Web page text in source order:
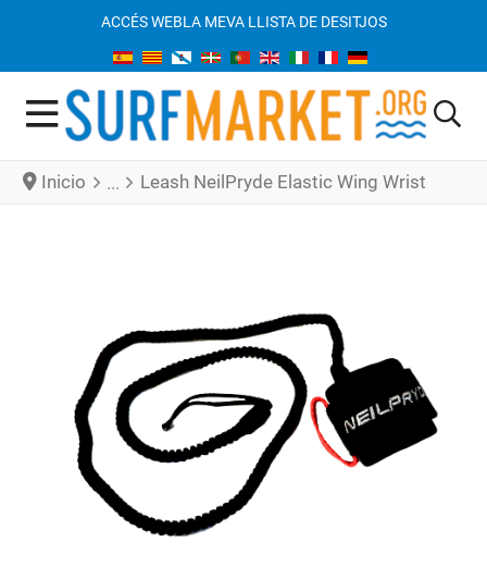
ACCÉS WEBLA MEVA LLISTA DE DESITJOS
Inicio Leash NeilPryde Elastic Wing Wrist